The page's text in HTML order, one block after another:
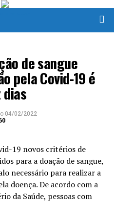
de sangue
pela Covid-19 é
dias
04/02/2022
19 novos critérios de
para a doação de sangue,
necessário para realizar a
doença. De acordo com a
da Saúde, pessoas com